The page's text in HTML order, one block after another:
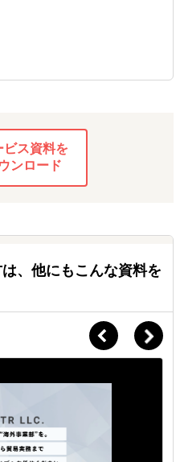
ビス資料を
ンロード
、他にもこんな資料を